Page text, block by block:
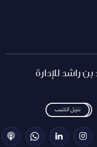
راشد للإدارة
تنزيل الكتيب